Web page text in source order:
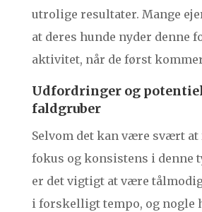
utrolige resultater. Mange
at deres hunde nyder denne
aktivitet, når de først
Udfordringer og
faldgruber
Selvom det kan være svært at
fokus og konsistens i denne
er det vigtigt at være
i forskelligt tempo, og nogle